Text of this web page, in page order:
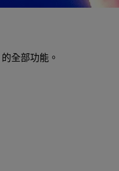
全部功能。